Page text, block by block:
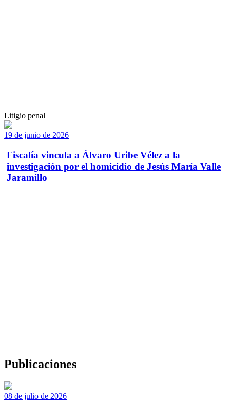
Litigio penal
19 de junio de 2026
Fiscalía vincula a Álvaro Uribe Vélez a la
investigación por el homicidio de Jesús María Valle
Jaramillo
Publicaciones
08 de julio de 2026